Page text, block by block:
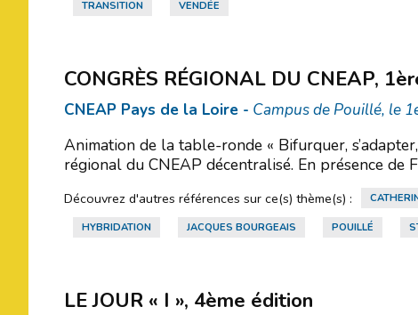
TRANSITION VENDÉE
CONGRÈS RÉGIONAL DU CNEAP,
CNEAP Pays de la Loire - Campus de Pouillé, le
Animation de la table-ronde « Bifurquer,
régional du CNEAP décentralisé. En présence de
Découvrez d'autres références sur ce(s) thème(s) :
HYBRIDATION JACQUES BOURGEAIS POUILLÉ
LE JOUR « I », 4ème édition